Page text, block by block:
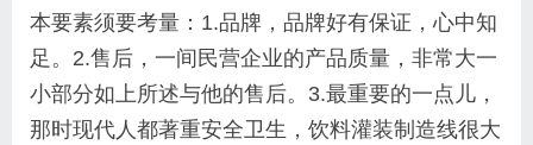
本要素须要考量：1.品牌，品牌好有保证，心中知
足。2.售后，一间民营企业的产品质量，非常大一
小部分如上所述与他的售后。3.最重要的一点儿，
那时现代人都著重安全卫生，饮料灌装制造线很大